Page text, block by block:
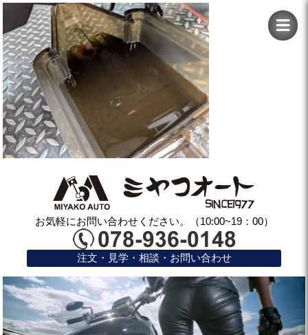
お気軽にお問い合わせください。（10:00~19：00）
注文・見学・相談・お問い合わせ